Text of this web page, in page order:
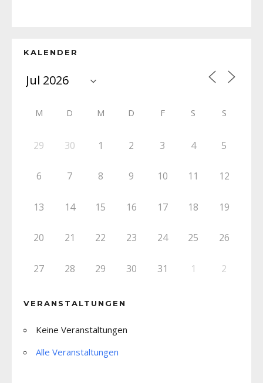
KALENDER
M D M D F S S
29 30 1 2 3 4 5
6 7 8 9 10 11 12
13 14 15 16 17 18 19
20 21 22 23 24 25 26
27 28 29 30 31 1 2
VERANSTALTUNGEN
Keine Veranstaltungen
Alle Veranstaltungen